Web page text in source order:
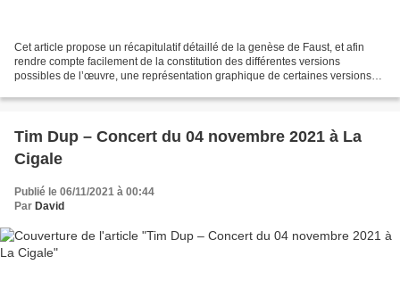
Cet article propose un récapitulatif détaillé de la genèse de Faust, et afin
rendre compte facilement de la constitution des différentes versions
possibles de l’œuvre, une représentation graphique de certaines versions
Tim Dup – Concert du 04 novembre 2021 à La
Cigale
Publié le 06/11/2021 à 00:44
Par David